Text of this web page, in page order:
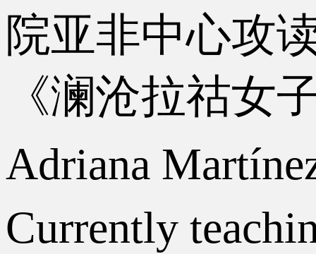
院亚非中心攻
《澜沧拉祜女
Adriana
Currently